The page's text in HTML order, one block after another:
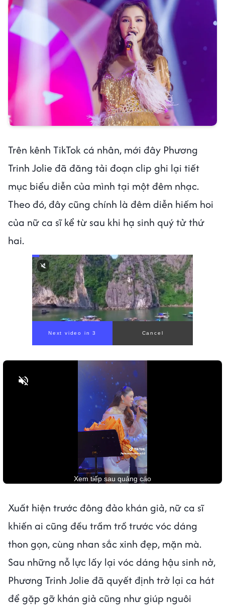
Trên kênh TikTok cá nhân, mới đây Phương
Trinh Jolie đã đăng tải đoạn clip ghi lại tiết
mục biểu diễn của mình tại một đêm nhạc.
Theo đó, đây cũng chính là đêm diễn hiếm hoi
của nữ ca sĩ kể từ sau khi hạ sinh quý tử thứ
hai.
Xuất hiện trước đông đảo khán giả, nữ ca sĩ
khiến ai cũng đều trầm trồ trước vóc dáng
thon gọn, cùng nhan sắc xinh đẹp, mặn mà.
Sau những nỗ lực lấy lại vóc dáng hậu sinh nở,
Phương Trinh Jolie đã quyết định trở lại ca hát
để gặp gỡ khán giả cũng như giúp nguôi